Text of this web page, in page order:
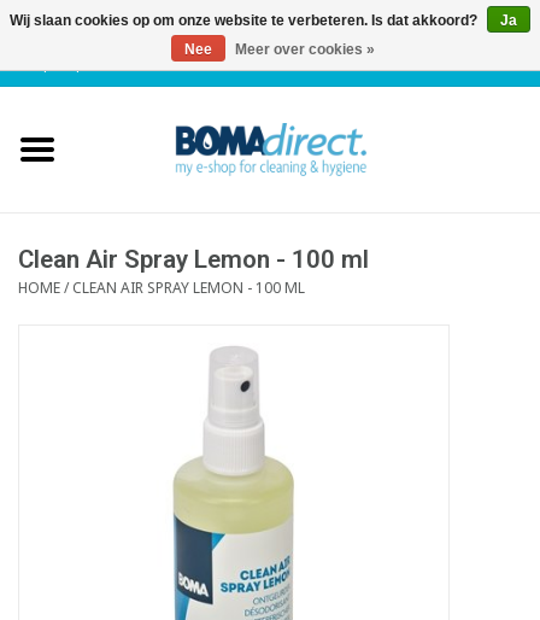
Klantenservice
Clean Air Spray Lemon - 100 ml
HOME/CLEAN AIR SPRAY LEMON - 100 ML
Wij slaan cookies op om onze website te verbeteren. Is dat akkoord?
Ja
Nee
Meer over cookies »